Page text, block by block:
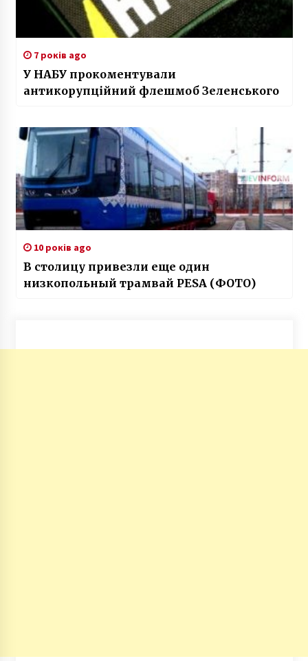
7 років ago
У НАБУ прокоментували
антикорупційний флешмоб Зеленського
10 років ago
В столицу привезли еще один
низкопольный трамвай PESA (ФОТО)